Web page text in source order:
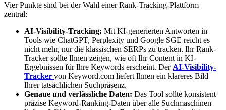
Vier Punkte sind bei der Wahl einer Rank-Tracking-Plattform
zentral:
AI-Visibility-Tracking: Mit KI-generierten Antworten in
Tools wie ChatGPT, Perplexity und Google SGE reicht es
nicht mehr, nur die klassischen SERPs zu tracken. Ihr Rank-
Tracker sollte Ihnen zeigen, wie oft Ihr Content in KI-
Ergebnissen für Ihre Keywords erscheint. Der AI-Visibility-
Tracker von Keyword.com liefert Ihnen ein klareres Bild
Ihrer tatsächlichen Suchpräsenz.
Genaue und verlässliche Daten: Das Tool sollte konsistent
präzise Keyword-Ranking-Daten über alle Suchmaschinen